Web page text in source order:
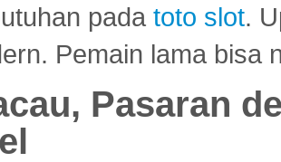
pada toto slot.
Pemain lama bisa
Pasaran